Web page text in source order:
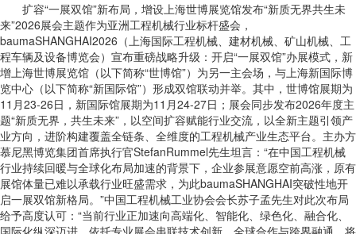
扩容“一展双馆”新布局，增设上海世博展览馆发布“新质无界共生未
来”2026展会主题作为亚洲工程机械行业标杆盛会，
baumaSHANGHAI2026（上海国际工程机械、建材机械、矿山机械、工
程车辆及设备博览会）宣布重磅战略升级：开启“一展双馆”办展模式，新
增上海世博展览馆（以下简称“世博馆”）为另一主会场，与上海新国际博
览中心（以下简称“新国际馆”）形成双馆联动并举。其中，世博馆展期为
11月23-26日，新国际馆展期为11月24-27日；展会同步发布2026年度主
题“新质无界，共生未来”，以空间扩容赋能行业交流，以全新主题引领产
业方向，进阶构建覆盖全链条、全维度的工程机械产业生态平台。主办方
慕尼黑博览集团首席执行官StefanRummel先生坦言：“在中国工程机械
行业持续回暖与全球化布局加速的背景下，企业参展意愿空前高涨，原有
展馆体量已难以承载行业旺盛需求，为此baumaSHANGHAI突破性地开
启一展双馆新格局。”中国工程机械工业协会会长苏子孟先生对此次布局
给予高度认可：“当前行业正加速向高端化、智能化、绿色化、融合化、
国际化纵深迈进，依托专业展会串联技术创新、全球合作与跨界融通，将